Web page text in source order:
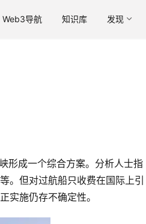
Web3导航 知识库 发现
形成一个综合方案。分析人士指
。但对过航船只收费在国际上引
实施仍存不确定性。